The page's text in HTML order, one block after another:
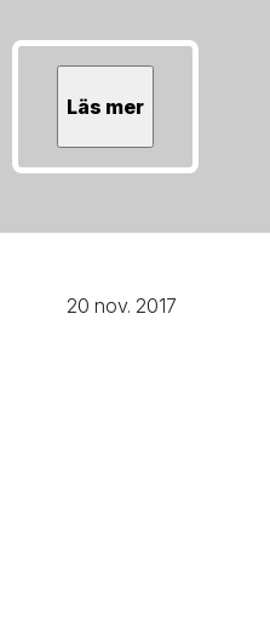
Läs mer
20 nov. 2017